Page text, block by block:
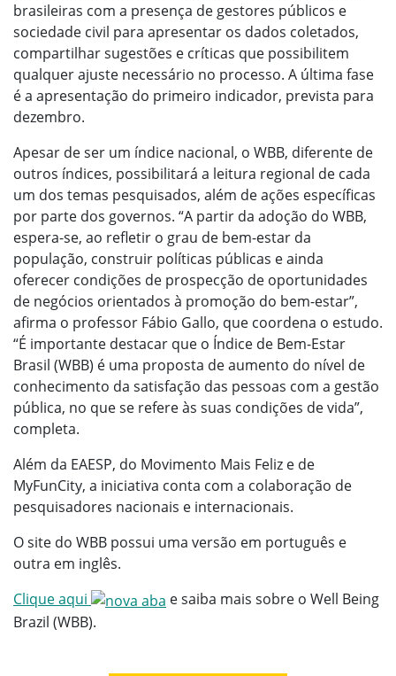
brasileiras com a presença de gestores públicos e
sociedade civil para apresentar os dados coletados,
compartilhar sugestões e críticas que possibilitem
qualquer ajuste necessário no processo. A última fase
é a apresentação do primeiro indicador, prevista para
dezembro.
Apesar de ser um índice nacional, o WBB, diferente de
outros índices, possibilitará a leitura regional de cada
um dos temas pesquisados, além de ações específicas
por parte dos governos. “A partir da adoção do WBB,
espera-se, ao refletir o grau de bem-estar da
população, construir políticas públicas e ainda
oferecer condições de prospecção de oportunidades
de negócios orientados à promoção do bem-estar”,
afirma o professor Fábio Gallo, que coordena o estudo.
“É importante destacar que o Índice de Bem-Estar
Brasil (WBB) é uma proposta de aumento do nível de
conhecimento da satisfação das pessoas com a gestão
pública, no que se refere às suas condições de vida”,
completa.
Além da EAESP, do Movimento Mais Feliz e de
MyFunCity, a iniciativa conta com a colaboração de
pesquisadores nacionais e internacionais.
O site do WBB possui uma versão em português e
outra em inglês.
Clique aqui
e saiba mais sobre o Well Being
Brazil (WBB).